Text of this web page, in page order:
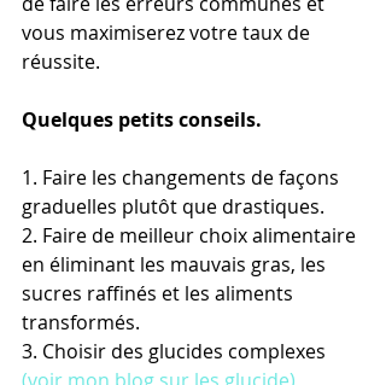
vous maximiserez votre taux de
réussite.
Quelques petits conseils.
1. Faire les changements de façons
graduelles plutôt que drastiques.
2. Faire de meilleur choix alimentaire
en éliminant les mauvais gras, les
sucres raffinés et les aliments
transformés.
3. Choisir des glucides complexes